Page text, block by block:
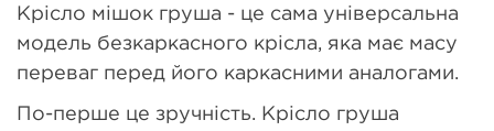
Крісло мішок груша - це сама універсальна
модель безкаркасного крісла, яка має масу
переваг перед його каркасними аналогами.
По-перше це зручність. Крісло груша